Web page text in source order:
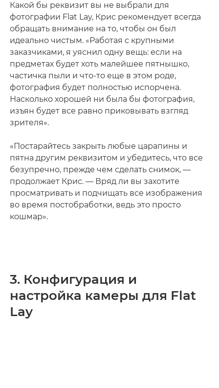
Какой бы реквизит вы не выбрали для
фотографии Flat Lay, Крис рекомендует всегда
обращать внимание на то, чтобы он был
идеально чистым. «Работая с крупными
заказчиками, я уяснил одну вещь: если на
предметах будет хоть малейшее пятнышко,
частичка пыли и что-то еще в этом роде,
фотография будет полностью испорчена.
Насколько хорошей ни была бы фотография,
изъян будет все равно приковывать взгляд
зрителя».
«Постарайтесь закрыть любые царапины и
пятна другим реквизитом и убедитесь, что все
безупречно, прежде чем сделать снимок, —
продолжает Крис. — Вряд ли вы захотите
просматривать и подчищать все изображения
во время постобработки, ведь это просто
кошмар».
3. Конфигурация и
настройка камеры для Flat
Lay